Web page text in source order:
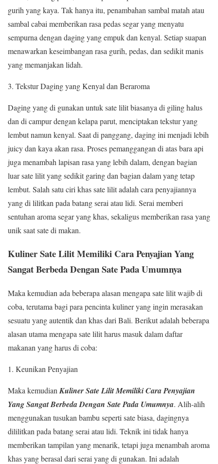
gurih yang kaya. Tak hanya itu, penambahan sambal matah atau
sambal cabai memberikan rasa pedas segar yang menyatu
sempurna dengan daging yang empuk dan kenyal. Setiap suapan
menawarkan keseimbangan rasa gurih, pedas, dan sedikit manis
yang memanjakan lidah.
Tekstur Daging yang Kenyal dan Beraroma
Daging yang di gunakan untuk sate lilit biasanya di giling halus
dan di campur dengan kelapa parut, menciptakan tekstur yang
lembut namun kenyal. Saat di panggang, daging ini menjadi lebih
juicy dan kaya akan rasa. Proses pemanggangan di atas bara api
juga menambah lapisan rasa yang lebih dalam, dengan bagian
luar sate lilit yang sedikit garing dan bagian dalam yang tetap
lembut. Salah satu ciri khas sate lilit adalah cara penyajiannya
yang di lilitkan pada batang serai atau lidi. Serai memberi
sentuhan aroma segar yang khas, sekaligus memberikan rasa yang
unik saat sate di makan.
Kuliner Sate Lilit Memiliki Cara Penyajian Yang
Sangat Berbeda Dengan Sate Pada Umumnya
Maka kemudian ada beberapa alasan mengapa sate lilit wajib di
coba, terutama bagi para pencinta kuliner yang ingin merasakan
sesuatu yang autentik dan khas dari Bali. Berikut adalah beberapa
alasan utama mengapa sate lilit harus masuk dalam daftar
makanan yang harus di coba:
Keunikan Penyajian
Maka kemudianKuliner Sate Lilit Memiliki Cara Penyajian
Yang Sangat Berbeda Dengan Sate Pada Umumnya. Alih-alih
menggunakan tusukan bambu seperti sate biasa, dagingnya
dililitkan pada batang serai atau lidi. Teknik ini tidak hanya
memberikan tampilan yang menarik, tetapi juga menambah aroma
khas yang berasal dari serai yang di gunakan. Ini adalah